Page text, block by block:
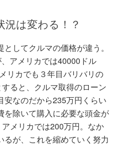
況は変わる！？
してクルマの価格が違う。
アメリカでは40000ドル
リカでも３年目バリバリの
ると、クルマ取得のローン
安なのだから235万円くらい
を除いて購入に必要な頭金が
メリカでは200万円。なか
るが、これを縮めていく努力